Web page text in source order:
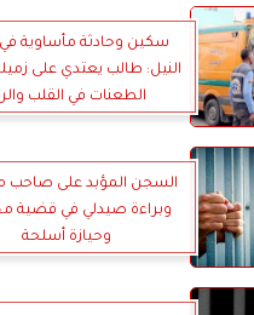
سكين وحادثة مأساوية
النيل: طالب يعتدي على
الطعنات في القلب
السجن المؤبد على صاحب
وبراءة صيدلي في قضية
وحيازة أسلحة